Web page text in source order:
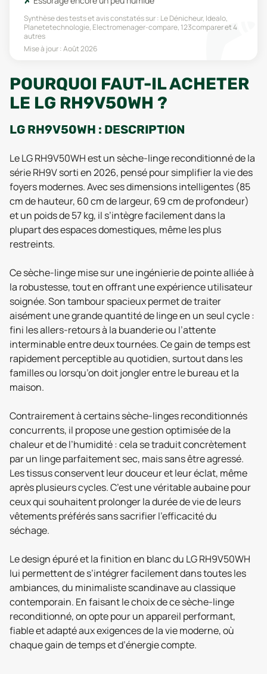
Synthèse des tests et avis constatés sur : Le Dénicheur, Idealo,
Planetetechnologie, Electromenager-compare, 123compareret 4
autres
Mise à jour :Août 2026
POURQUOI FAUT-IL ACHETER
LE LG RH9V50WH ?
LG RH9V50WH : DESCRIPTION
Le LG RH9V50WH est un sèche-linge reconditionné de la
série RH9V sorti en 2026, pensé pour simplifier la vie des
foyers modernes. Avec ses dimensions intelligentes (85
cm de hauteur, 60 cm de largeur, 69 cm de profondeur)
et un poids de 57 kg, il s’intègre facilement dans la
plupart des espaces domestiques, même les plus
restreints.
Ce sèche-linge mise sur une ingénierie de pointe alliée à
la robustesse, tout en offrant une expérience utilisateur
soignée. Son tambour spacieux permet de traiter
aisément une grande quantité de linge en un seul cycle :
fini les allers-retours à la buanderie ou l’attente
interminable entre deux tournées. Ce gain de temps est
rapidement perceptible au quotidien, surtout dans les
familles ou lorsqu’on doit jongler entre le bureau et la
maison.
Contrairement à certains sèche-linges reconditionnés
concurrents, il propose une gestion optimisée de la
chaleur et de l’humidité : cela se traduit concrètement
par un linge parfaitement sec, mais sans être agressé.
Les tissus conservent leur douceur et leur éclat, même
après plusieurs cycles. C’est une véritable aubaine pour
ceux qui souhaitent prolonger la durée de vie de leurs
vêtements préférés sans sacrifier l’efficacité du
séchage.
Le design épuré et la finition en blanc du LG RH9V50WH
lui permettent de s’intégrer facilement dans toutes les
ambiances, du minimaliste scandinave au classique
contemporain. En faisant le choix de ce sèche-linge
reconditionné, on opte pour un appareil performant,
fiable et adapté aux exigences de la vie moderne, où
chaque gain de temps et d’énergie compte.